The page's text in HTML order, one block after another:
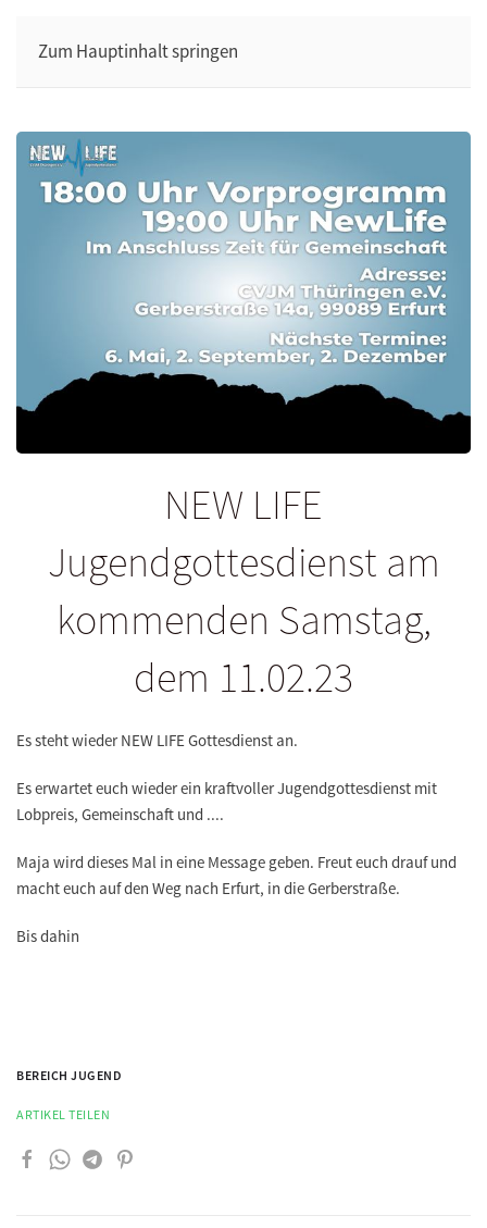
Zum Hauptinhalt springen
NEW LIFE
Jugendgottesdienst am
kommenden Samstag,
dem 11.02.23
Es steht wiederNEW LIFE Gottesdienst an.
Es erwartet euch wieder ein kraftvollerJugendgottesdienst mit
Lobpreis, Gemeinschaft und ....
Maja wird dieses Mal in eine Message geben. Freut euch drauf und
macht euch auf den Weg nach Erfurt, in die Gerberstraße.
Bis dahin
BEREICH JUGEND
ARTIKEL TEILEN